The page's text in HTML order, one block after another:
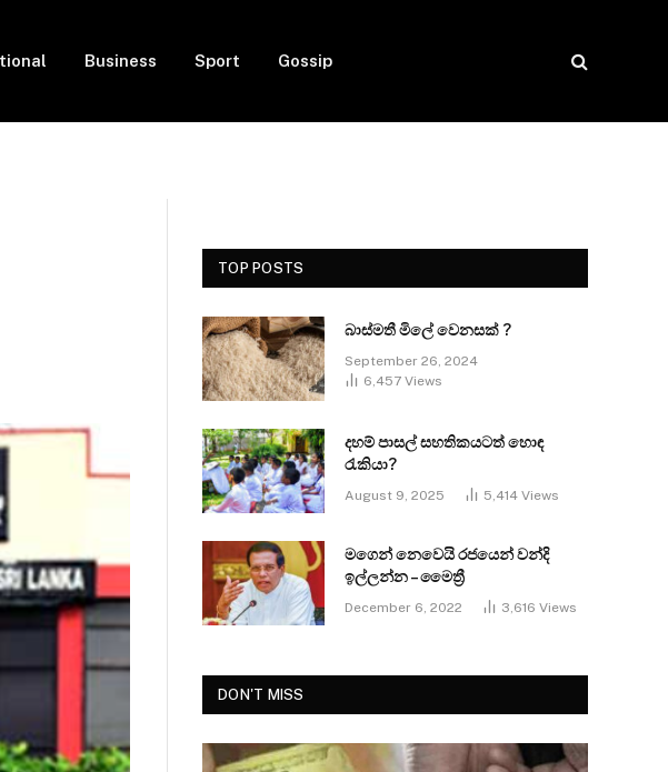
Business Sport Gossip
TOP POSTS
බාස්මතී මිලේ වෙනසක් ?
September 26, 2024
6,457 Views
දහම් පාසල් සහතිකයටත් හොඳ
රැකියා?
August 9, 2025 5,414 Views
මගෙන් නෙවෙයි රජයෙන් වන්දි
ඉල්ලන්න – මෛත්‍රී
December 6, 2022 3,616 Views
DON'T MISS